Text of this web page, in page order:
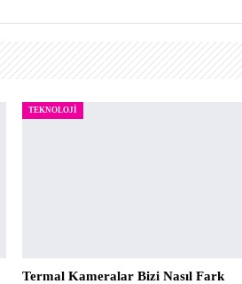
TEKNOLOJI
Termal Kameralar Bizi Nasıl Fark